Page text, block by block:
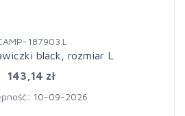
187903.L
black, rozmiar L
143,14 zł
10-09-2026